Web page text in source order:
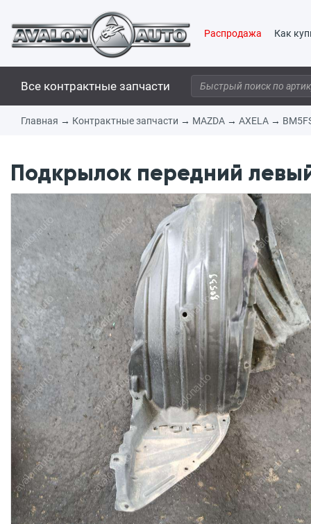
Распродажа Как
Все контрактные запчасти
Главная → Контрактные запчасти → MAZDA → AXELA →
Подкрылок передний левый